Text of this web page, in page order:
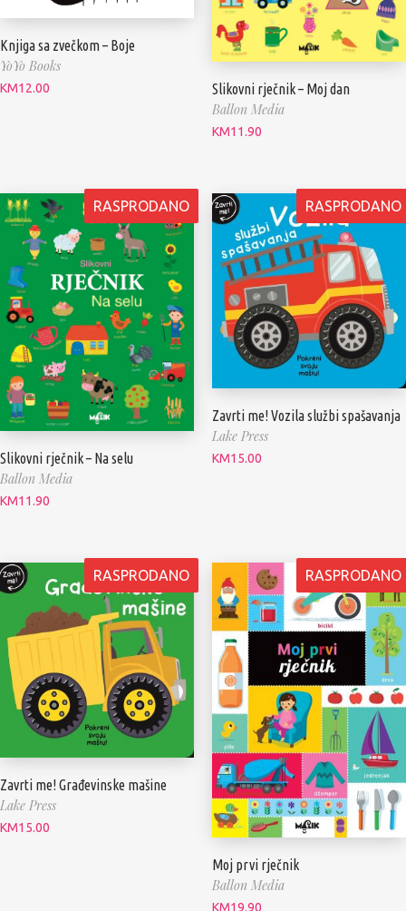
Knjiga sa zvečkom – Boje
YoYo Books
KM12.00 Slikovni rječnik – Moj dan
Ballon Media
KM11.90
RASPRODANO
Slikovni rječnik – Na selu
Ballon Media
KM11.90
RASPRODANO
Zavrti me! Vozila službi spašavanja
Lake Press
KM15.00
RASPRODANO
Zavrti me! Građevinske mašine
Lake Press
KM15.00
RASPRODANO
Moj prvi rječnik
Ballon Media
KM19.90